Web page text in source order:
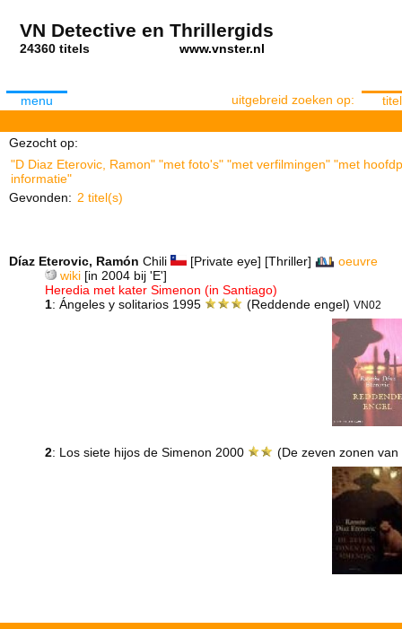
VN Detective en Thrillergids
24360 titels www.vnster.nl
menu uitgebreid zoeken op: titel
Gezocht op:
"D Diaz Eterovic, Ramon" "met foto's" "met verfilmingen" "met
informatie"
Gevonden: 2 titel(s)
Díaz Eterovic, Ramón Chili [Private eye] [Thriller]
oeuvre
wiki[in 2004 bij 'E']
Heredia met kater Simenon (in Santiago)
1: Ángeles y solitarios 1995 (Reddende engel)VN02
2: Los siete hijos de Simenon 2000 (De zeven zonen